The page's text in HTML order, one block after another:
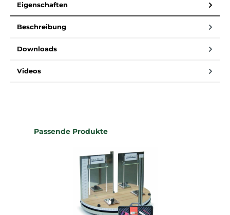
Eigenschaften
Beschreibung
Downloads
Videos
Produktgalerie überspringen
Passende Produkte